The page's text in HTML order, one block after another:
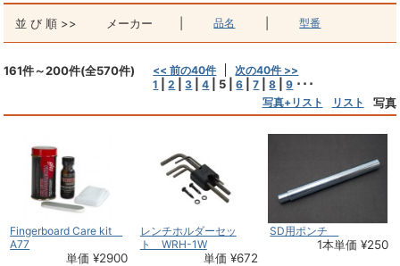
並 び 順 >> メーカー 品名 型番
161件～200件(全570件) << 前の40件
次の40件 >>
1
|2 |3 |4 5 |6 |7 |8 |9 ･･･
写真+リスト リスト 写真
Fingerboard Care kit
A77
単価 ¥2900
レンチホルダーセッ
ト WRH-1W
単価 ¥672
SD用ポンチ
1本単価 ¥250